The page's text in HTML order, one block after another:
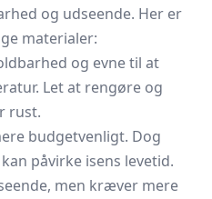
og udseende. Her er
materialer:
og evne til at
Let at rengøre og
rust.
budgetvenligt. Dog
påvirke isens levetid.
men kræver mere